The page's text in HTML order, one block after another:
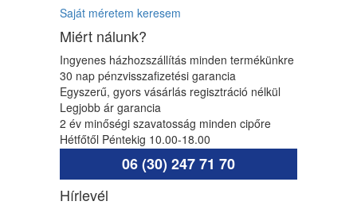
Saját méretem keresem
Miért nálunk?
Ingyenes házhozszállítás minden termékünkre
30 nap pénzvisszafizetési garancia
Egyszerű, gyors vásárlás regisztráció nélkül
Legjobb ár garancia
2 év minőségi szavatosság minden cipőre
Hétfőtől Péntekig 10.00-18.00
06 (30) 247 71 70
Hírlevél